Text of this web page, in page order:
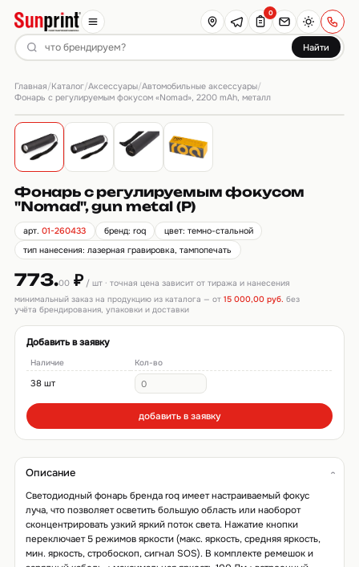
Найти
0
Главная/Каталог/Аксессуары/Автомобильные аксессуары/
Фонарь с регулируемым фокусом «Nomad», 2200 mAh, металл
Фонарь с регулируемым фокусом
"Nomad", gun metal (Р)
арт.01-260433 бренд: roq
цвет: темно-стальной
тип нанесения: лазерная гравировка, тампопечать
773.00₽/ шт · точная цена зависит от тиража и нанесения
минимальный заказ на продукцию из каталога — от 15 000,00 руб. без
учёта брендирования, упаковки и доставки
Добавить в заявку
Наличие Кол-во
38 шт
добавить в заявку
Описание
Светодиодный фонарь бренда roq имеет настраиваемый фокус
луча, что позволяет осветить большую область или наоборот
сконцентрировать узкий яркий поток света. Нажатие кнопки
переключает 5 режимов яркости (макс. яркость, средняя яркость,
мин. яркость, стробоскоп, сигнал SOS). В комплекте ремешок и